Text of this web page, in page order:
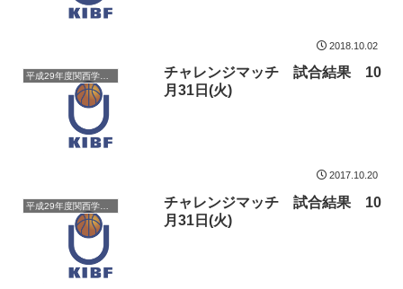
2018.10.02
平成29年度関西学生バスケットボールリーグ戦
チャレンジマッチ 試合結果 10
月31日(火)
2017.10.20
平成29年度関西学生バスケットボールリーグ戦
チャレンジマッチ 試合結果 10
月31日(火)